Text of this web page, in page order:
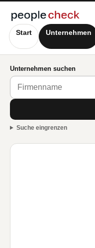
Start Unternehmen
Unternehmen suchen
Suche eingrenzen